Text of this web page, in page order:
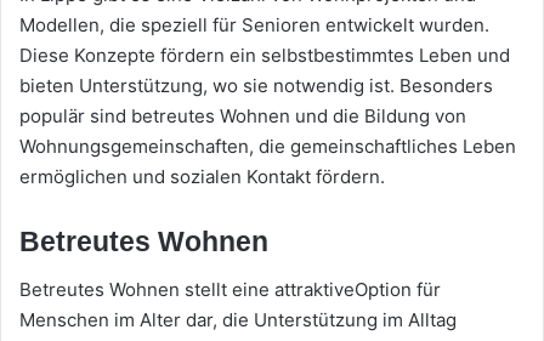
Modellen, die speziell für Senioren entwickelt wurden.
Diese Konzepte fördern ein selbstbestimmtes Leben und
bieten Unterstützung, wo sie notwendig ist. Besonders
populär sind betreutes Wohnen und die Bildung von
Wohnungsgemeinschaften, die gemeinschaftliches Leben
ermöglichen und sozialen Kontakt fördern.
Betreutes Wohnen
Betreutes Wohnen stellt eine attraktiveOption für
Menschen im Alter dar, die Unterstützung im Alltag